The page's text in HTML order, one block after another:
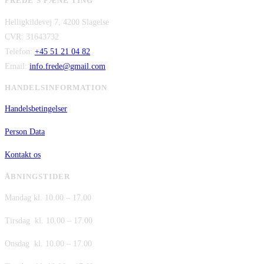
var:
er:
Helligkildevej 7, 4200 Slagelse
CVR: 31643732
Telefon: +45 51 21 04 82
Email: info.frede@gmail.com
HANDELSINFORMATION
Handelsbetingelser
Person Data
Kontakt os
ÅBNINGSTIDER
Mandag kl. 10.00 – 17.00
Tirsdag kl. 10.00 – 17.00
Onsdag kl. 10.00 – 17.00